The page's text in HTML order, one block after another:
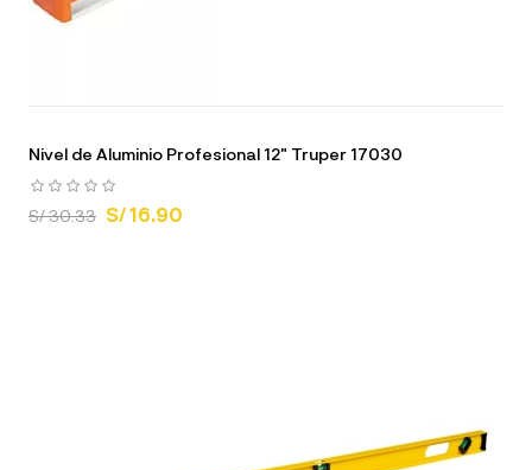
Nivel de Aluminio Profesional 12" Truper 17030
S/ 30.33 S/ 16.90